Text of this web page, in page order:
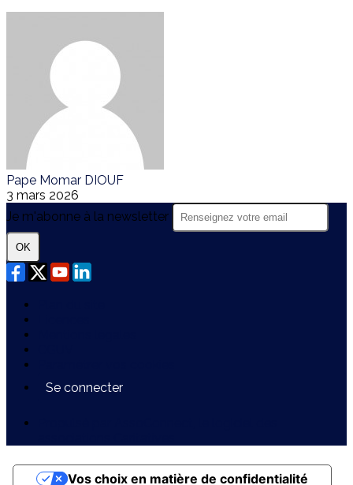
Pape Momar DIOUF
3 mars 2026
Je m'abonne à la newsletter
OK
Se connecter
Vos choix en matière de confidentialité